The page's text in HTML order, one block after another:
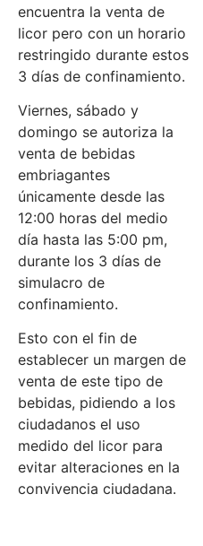
encuentra la venta de
licor pero con un horario
restringido durante estos
3 días de confinamiento.
Viernes, sábado y
domingo se autoriza la
venta de bebidas
embriagantes
únicamente desde las
12:00 horas del medio
día hasta las 5:00 pm,
durante los 3 días de
simulacro de
confinamiento.
Esto con el fin de
establecer un margen de
venta de este tipo de
bebidas, pidiendo a los
ciudadanos el uso
medido del licor para
evitar alteraciones en la
convivencia ciudadana.